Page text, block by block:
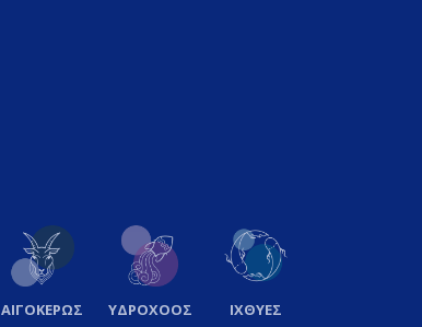
ΑΙΓΟΚΕΡΩΣ ΥΔΡΟΧΟΟΣ ΙΧΘΥΕΣ